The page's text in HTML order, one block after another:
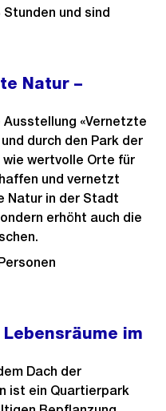
Stunden und sind
Natur –
«Vernetzte
durch den Park der
wertvolle Orte für
und vernetzt
Natur in der Stadt
erhöht auch die
im
Dach der
ist ein Quartierpark